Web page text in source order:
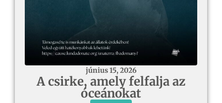
június 15, 2026
A csirke, amely felfalja az
óceánokat